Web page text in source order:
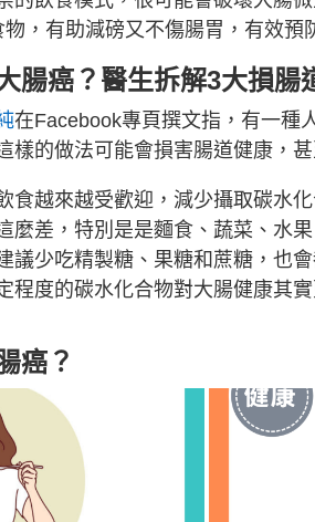
，有助減磅又不傷腸胃，有效預
腸癌？醫生拆解3大損腸
在Facebook專頁撰文指，有一種
樣的做法可能會損害腸道健康，
食越來越受歡迎，減少攝取碳水
麼差，特別是是麵食、蔬菜、水
議少吃精製糖、果糖和蔗糖，也
程度的碳水化合物對大腸健康其實
癌？